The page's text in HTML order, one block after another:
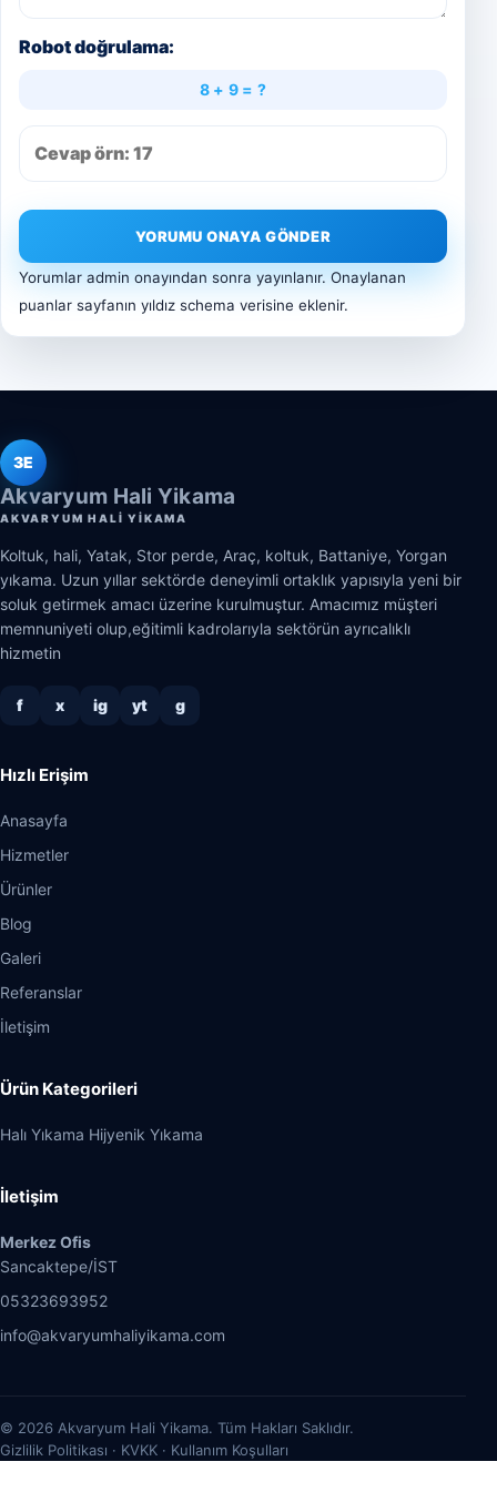
Robot doğrulama:
8 + 9 = ?
YORUMU ONAYA GÖNDER
Yorumlar admin onayından sonra yayınlanır. Onaylanan
puanlar sayfanın yıldız schema verisine eklenir.
3E
Akvaryum Hali Yikama
AKVARYUM HALI YIKAMA
Koltuk, hali, Yatak, Stor perde, Araç, koltuk, Battaniye, Yorgan
yıkama. Uzun yıllar sektörde deneyimli ortaklık yapısıyla yeni bir
soluk getirmek amacı üzerine kurulmuştur. Amacımız müşteri
memnuniyeti olup,eğitimli kadrolarıyla sektörün ayrıcalıklı
hizmetin
f x ig yt g
Hızlı Erişim
Anasayfa
Hizmetler
Ürünler
Blog
Galeri
Referanslar
İletişim
Ürün Kategorileri
Halı Yıkama Hijyenik Yıkama
İletişim
Merkez Ofis
Sancaktepe/İST
05323693952
info@akvaryumhaliyikama.com
© 2026 Akvaryum Hali Yikama. Tüm Hakları Saklıdır.
Gizlilik Politikası · KVKK · Kullanım Koşulları